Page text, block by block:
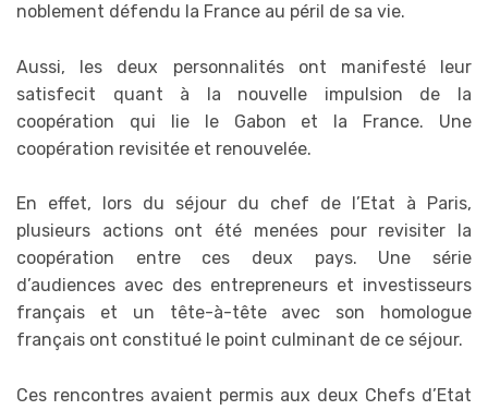
noblement défendu la France au péril de sa vie.
Aussi, les deux personnalités ont manifesté leur
satisfecit quant à la nouvelle impulsion de la
coopération qui lie le Gabon et la France. Une
coopération revisitée et renouvelée.
En effet, lors du séjour du chef de l’Etat à Paris,
plusieurs actions ont été menées pour revisiter la
coopération entre ces deux pays. Une série
d’audiences avec des entrepreneurs et investisseurs
français et un tête-à-tête avec son homologue
français ont constitué le point culminant de ce séjour.
Ces rencontres avaient permis aux deux Chefs d’Etat